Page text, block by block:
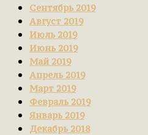
Сентябрь 2019
Август 2019
Июль 2019
Июнь 2019
Май 2019
Апрель 2019
Март 2019
Февраль 2019
Январь 2019
Декабрь 2018